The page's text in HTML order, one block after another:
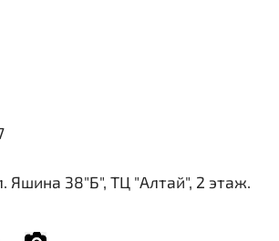
Яшина 38"Б", ТЦ "Алтай", 2 этаж.